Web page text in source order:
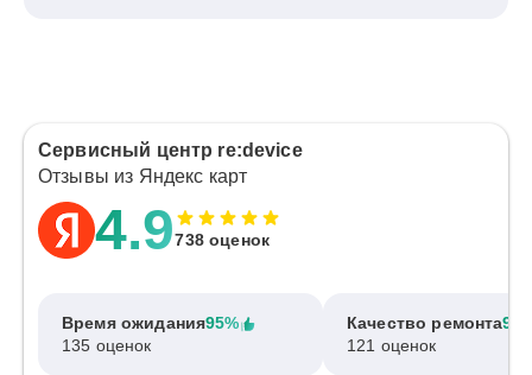
Сервисный центр re:device
Отзывы из Яндекс карт
4.9738 оценок
Время ожидания95%
135 оценок
Качество ремонта
121 оценок